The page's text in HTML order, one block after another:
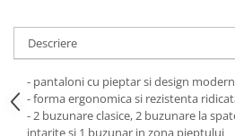
Veste de lucru
Pentru femei
Bluze pentru femei
Fleece-uri
Halate
Descriere
- pantaloni cu pieptar si design
- forma ergonomica si rezistenta
- 2 buzunare clasice, 2 buzunare la
intarite si 1 buzunar in zona pieptului